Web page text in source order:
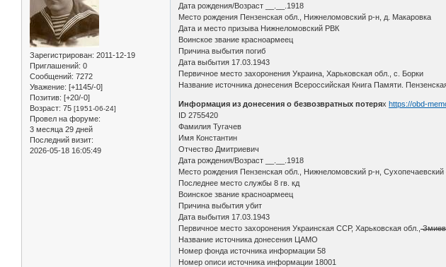
Зарегистрирован: 2011-12-19
Приглашений: 0
Сообщений: 7272
Уважение: [+1145/-0]
Позитив: [+20/-0]
Возраст: 75 [1951-06-24]
Провел на форуме:
3 месяца 29 дней
Последний визит:
2026-05-18 16:05:49
Дата рождения/Возраст __.__.1918
Место рождения Пензенская обл., Нижнеломовский р-н, д. Макаровка
Дата и место призыва Нижнеломовский РВК
Воинское звание красноармеец
Причина выбытия погиб
Дата выбытия 17.03.1943
Первичное место захоронения Украина, Харьковская обл., с. Борки
Название источника донесения Всероссийская Книга Памяти.
Информация из донесения о безвозвратных потеряхhttps://obd-
ID 2755420
Фамилия Тугачев
Имя Константин
Отчество Дмитриевич
Дата рождения/Возраст __.__.1918
Место рождения Пензенская обл., Нижнеломовский р-н,
Последнее место службы 8 гв. кд
Воинское звание красноармеец
Причина выбытия убит
Дата выбытия 17.03.1943
Первичное место захоронения Украинская ССР, Харьковская обл.,
Название источника донесения ЦАМО
Номер фонда источника информации 58
Номер описи источника информации 18001